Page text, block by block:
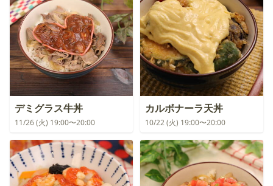
デミグラス牛丼
11/26 (火) 19:00〜20:00
カルボナーラ天丼
10/22 (火) 19:00〜20:00